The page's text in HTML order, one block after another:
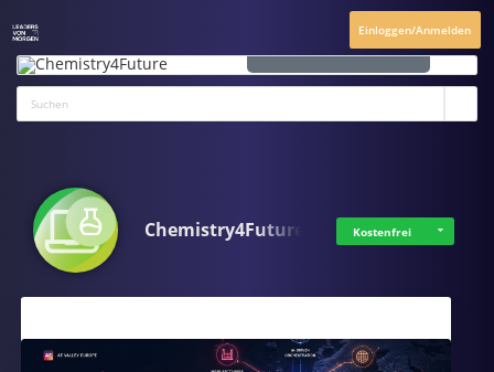
Einloggen/Anmelden
CHEMISTRY4FUTURE
Chemistry4Future Kostenfrei